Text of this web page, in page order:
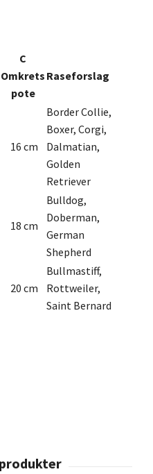
C
Omkrets
pote
Raseforslag
16 cm
Border Collie,
Boxer, Corgi,
Dalmatian,
Golden
Retriever
18 cm
Bulldog,
Doberman,
German
Shepherd
20 cm
Bullmastiff,
Rottweiler,
Saint Bernard